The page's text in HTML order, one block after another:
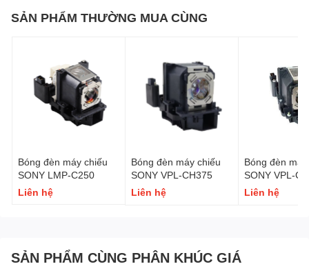
SẢN PHẨM THƯỜNG MUA CÙNG
Bóng đèn máy chiếu
SONY LMP-C250
Liên hệ
Bóng đèn máy chiếu
SONY VPL-CH375
Liên hệ
Bóng đèn
SONY VPL-
Liên hệ
SẢN PHẨM CÙNG PHÂN KHÚC GIÁ